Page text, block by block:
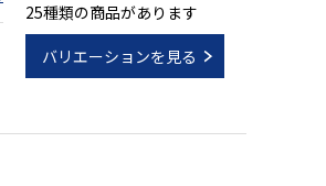
25種類の商品があります
バリエーションを見る